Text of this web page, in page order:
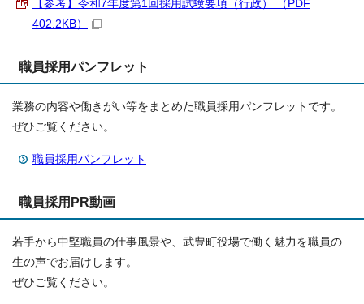
【参考】令和7年度第1回採用試験要項（行政） （PDF
402.2KB）
職員採用パンフレット
業務の内容や働きがい等をまとめた職員採用パンフレットです。
ぜひご覧ください。
職員採用パンフレット
職員採用PR動画
若手から中堅職員の仕事風景や、武豊町役場で働く魅力を職員の
生の声でお届けします。
ぜひご覧ください。